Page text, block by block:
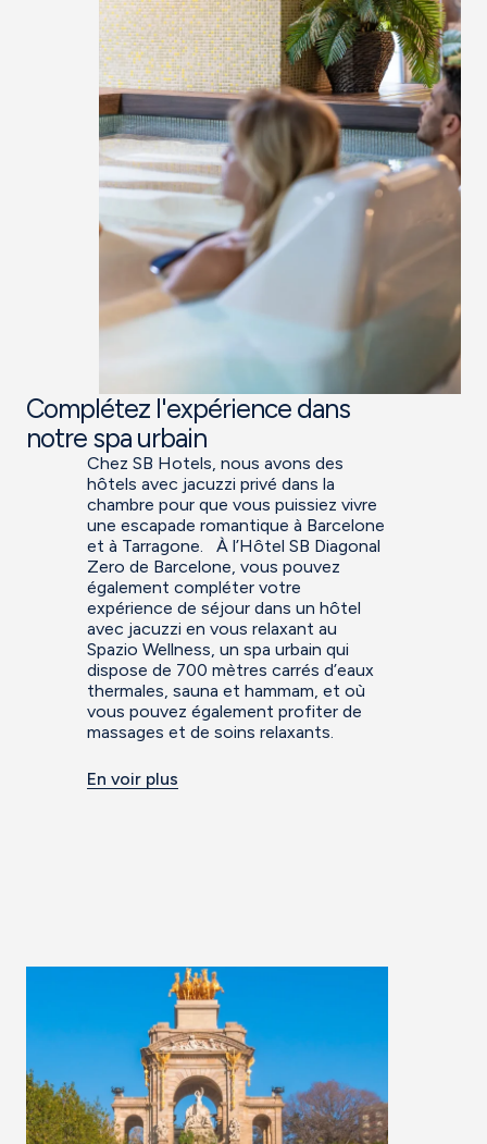
Complétez l'expérience dans
notre spa urbain
Chez SB Hotels, nous avons des
hôtels avec jacuzzi privé dans la
chambre pour que vous puissiez vivre
une escapade romantique à Barcelone
et à Tarragone. À l’Hôtel SB Diagonal
Zero de Barcelone, vous pouvez
également compléter votre
expérience de séjour dans un hôtel
avec jacuzzi en vous relaxant au
Spazio Wellness, un spa urbain qui
dispose de 700 mètres carrés d’eaux
thermales, sauna et hammam, et où
vous pouvez également profiter de
massages et de soins relaxants.
En voir plus